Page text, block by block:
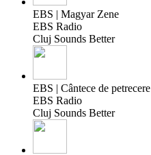
EBS | Magyar Zene
EBS Radio
Cluj Sounds Better
EBS | Cântece de petrecere
EBS Radio
Cluj Sounds Better